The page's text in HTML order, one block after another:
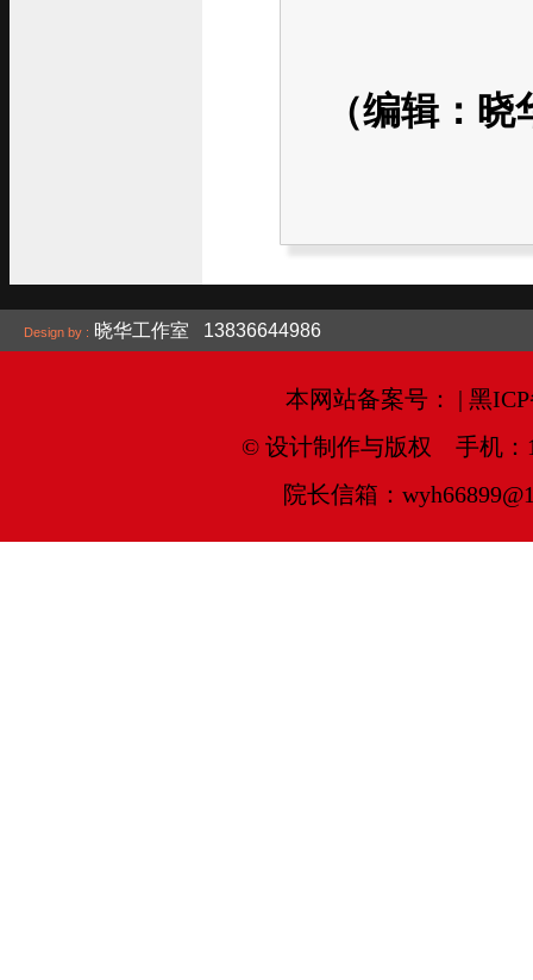
（编辑：晓
Design by : 晓华工作室 13836644986
本网站备案号： | 黑
© 设计制作与版权 手机：
院长信箱：